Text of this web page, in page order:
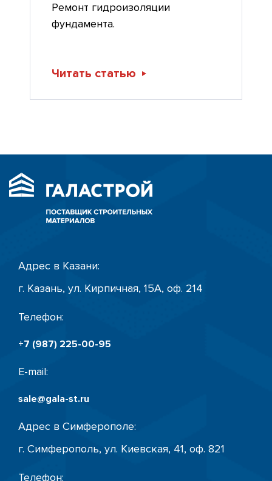
Ремонт гидроизоляции
фундамента.
Читать статью
Адрес в Казани:
г. Казань, ул. Кирпичная, 15А, оф. 214
Телефон:
+7 (987) 225-00-95
E-mail:
sale@gala-st.ru
Адрес в Симферополе:
г. Симферополь, ул. Киевская, 41, оф. 821
Телефон: